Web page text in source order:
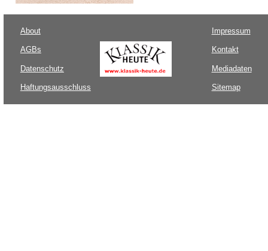
About
AGBs
Datenschutz
Haftungsausschluss
Impressum
Kontakt
Mediadaten
Sitemap